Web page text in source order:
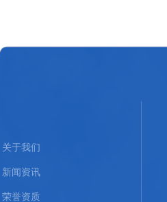
关于我们
新闻资讯
荣誉资质